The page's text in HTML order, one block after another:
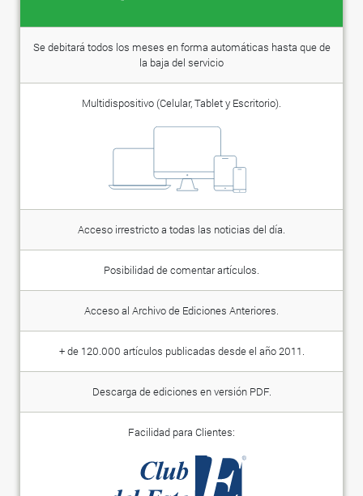
Se debitará todos los meses en forma automáticas hasta que de
la baja del servicio
Multidispositivo (Celular, Tablet y Escritorio).
Acceso irrestricto a todas las noticias del día.
Posibilidad de comentar artículos.
Acceso al Archivo de Ediciones Anteriores.
+ de 120.000 artículos publicadas desde el año 2011.
Descarga de ediciones en versión PDF.
Facilidad para Clientes: